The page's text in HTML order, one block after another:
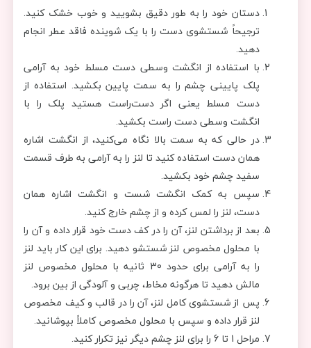
دستان خود را به طور دقیق بشویید و خوب خشک کنید.
ترجیحاً شستشوی دست را با یک شوینده فاقد عطر انجام
دهید.
با استفاده از انگشت وسطی دست مسلط خود به آرامی
پلک پایینی چشم را به سمت پایین بکشید. استفاده از
دست مسلط یعنی اگر دست‌راست هستید پلک را با
انگشت وسطی دست راست بکشید.
در حالی که به سمت بالا نگاه می‌کنید، از انگشت اشاره
همان دست استفاده کنید تا لنز را به آرامی به طرف قسمت
سفید چشم خود بکشید.
سپس به کمک انگشت شست و انگشت اشاره همان
دست، لنز را لمس کرده و از چشم خارج کنید.
بعد از برداشتن لنز، آن را در کف دست خود قرار داده و آن را
با محلول مخصوص لنز شستشو دهید. برای این کار باید لنز
را به آرامی برای حدود 30 ثانیه با محلول مخصوص لنز
مالش دهید تا هرگونه مخاط، چربی و آلودگی از بین برود.
پس از شستشوی کامل لنز، آن را در قالب و کیف مخصوص
لنز قرار داده و سپس با محلول مخصوص کاملاً بپوشانید.
مراحل 1 تا 6 را برای لنز چشم دیگر نیز تکرار کنید.